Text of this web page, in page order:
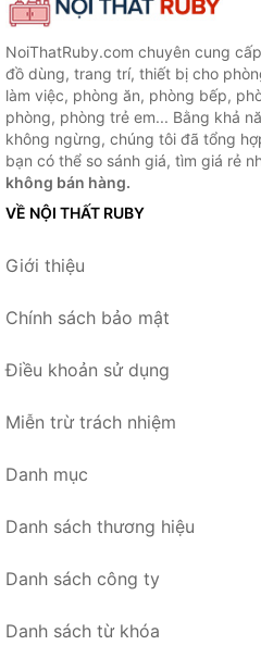
NoiThatRuby.com chuyên cung
đồ dùng, trang trí, thiết bị cho
làm việc, phòng ăn, phòng bếp,
phòng, phòng trẻ em... Bằng khả
không ngừng, chúng tôi đã tổng
bạn có thể so sánh giá, tìm giá rẻ
không bán hàng.
VỀ NỘI THẤT RUBY
Giới thiệu
Chính sách bảo mật
Điều khoản sử dụng
Miễn trừ trách nhiệm
Danh mục
Danh sách thương hiệu
Danh sách công ty
Danh sách từ khóa